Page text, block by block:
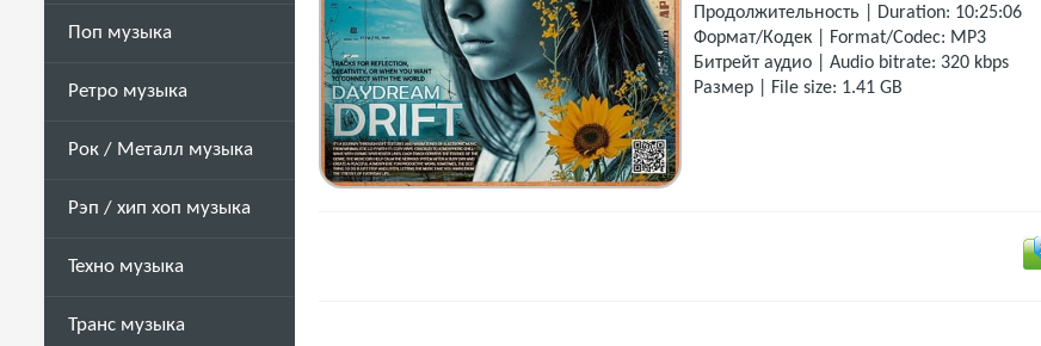
Поп музыка
Ретро музыка
Рок / Металл музыка
Рэп / хип хоп музыка
Техно музыка
Транс музыка
Продолжительность | Duration: 10:25:06
Формат/Кодек | Format/Codec: MP3
Битрейт аудио | Audio bitrate: 320 kbps
Размер | File size: 1.41 GB